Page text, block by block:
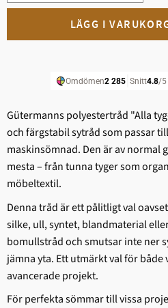
Gütermanns polyestertråd "Alla
och färgstabil sytråd som passar
maskinsömnad. Den är av normal
mesta – från tunna tyger som
möbeltextil.
Denna tråd är ett pålitligt val
silke, ull, syntet, blandmaterial
bomullstråd och smutsar inte ner
jämna yta. Ett utmärkt val för
avancerade projekt.
För perfekta sömmar till vissa